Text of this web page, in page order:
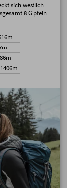
sich westlich
8 Gipfeln
1406m